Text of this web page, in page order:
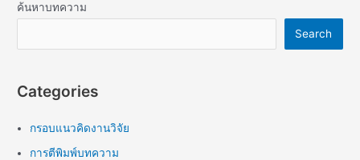
ค้นหาบทความ
Search
Categories
กรอบแนวคิดงานวิจัย
การตีพิมพ์บทความ